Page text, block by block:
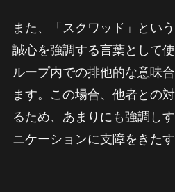
また、「スクワッド」とい
誠心を強調する言葉として
ループ内での排他的な意味
ます。この場合、他者との
るため、あまりにも強調し
ニケーションに支障をきた